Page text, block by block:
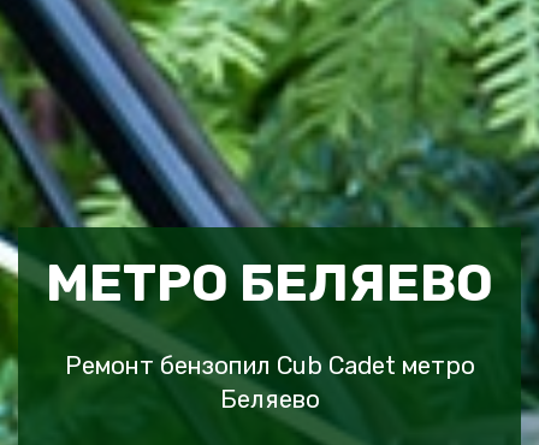
МЕТРО БЕЛЯЕВО
Ремонт бензопил Cub Cadet метро
Беляево